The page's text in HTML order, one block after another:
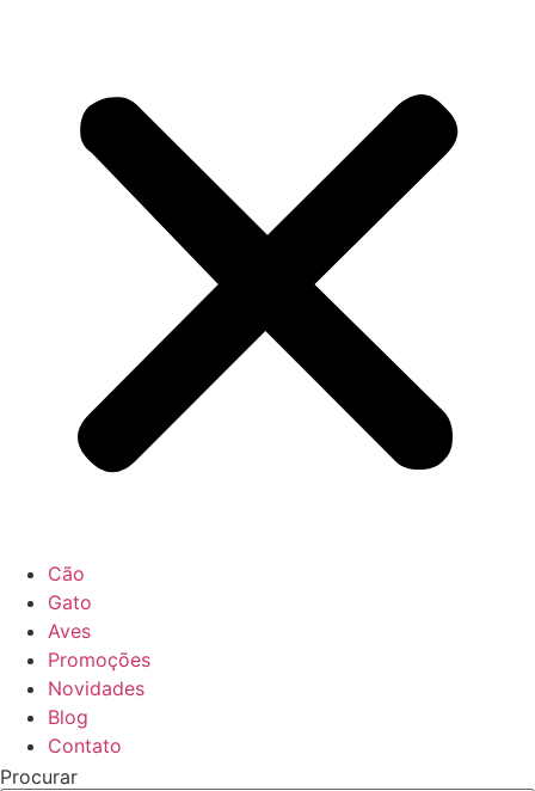
Cão
Gato
Aves
Promoções
Novidades
Blog
Contato
Procurar